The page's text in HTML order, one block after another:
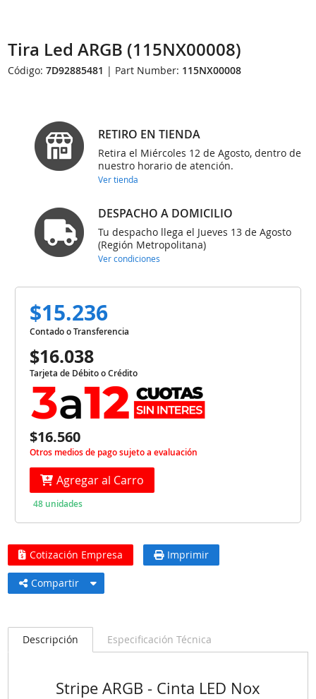
Tira Led ARGB (115NX00008)
Código:7D92885481 | Part Number: 115NX00008
RETIRO EN TIENDA
Retira el Miércoles 12 de Agosto, dentro de
nuestro horario de atención.
Ver tienda
DESPACHO A DOMICILIO
Tu despacho llega el Jueves 13 de Agosto
(Región Metropolitana)
Ver condiciones
$15.236
Contado o Transferencia
$16.038
Tarjeta de Débito o Crédito
$16.560
Otros medios de pago sujeto a evaluación
Agregar al Carro
48 unidades
Cotización Empresa Imprimir
Compartir
Descripción Especificación Técnica
Stripe ARGB - Cinta LED Nox